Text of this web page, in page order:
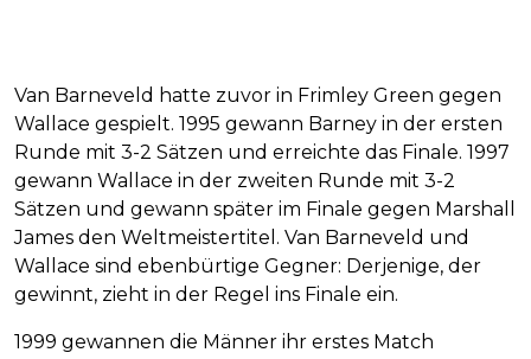
Van Barneveld hatte zuvor in Frimley Green gegen
Wallace gespielt. 1995 gewann Barney in der ersten
Runde mit 3-2 Sätzen und erreichte das Finale. 1997
gewann Wallace in der zweiten Runde mit 3-2
Sätzen und gewann später im Finale gegen Marshall
James den Weltmeistertitel. Van Barneveld und
Wallace sind ebenbürtige Gegner: Derjenige, der
gewinnt, zieht in der Regel ins Finale ein.
1999 gewannen die Männer ihr erstes Match